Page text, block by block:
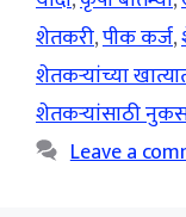
शेतकरी,पीक कर्ज,
शेतकर्‍यांच्या
शेतकर्‍यांसाठी
Leave a